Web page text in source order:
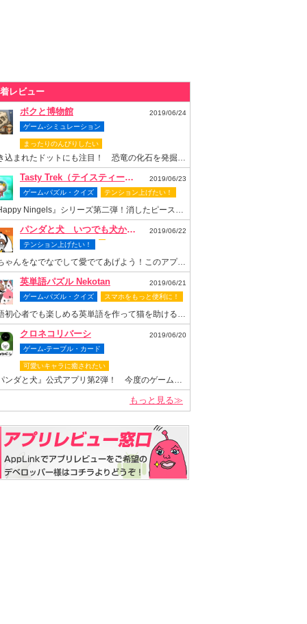
レビュー
ボクと博物館
2019/06/24
ゲーム-シミュレーション
まったりのんびりしたい
書き込まれたドットにも注目！ 恐竜の化石を発掘して博物館を再建しよう
Tasty Trek（テイスティー・トレック）
2019/06/23
ゲーム-パズル・クイズ
テンション上げたい！
『Happy Ningels』シリーズ第二弾！消したピースでスロットも回せちゃう爽快感抜群のなぞりパズルゲーム！
パンダと犬 いつでも犬かわいーぬ
2019/06/22
テンション上げたい！
梅ちゃんをなでなでして愛でてあげよう！このアプリがあれば梅ちゃんといつまでもいっしょ！
英単語パズル Nekotan
2019/06/21
ゲーム-パズル・クイズ
スマホをもっと便利に！
英語初心者でも楽しめる英単語を作って猫を助ける可愛いパズルゲーム
クロネコリバーシ
2019/06/20
ゲーム-テーブル・カード
可愛いキャラに癒されたい
『パンダと犬』公式アプリ第2弾！ 今度のゲームは“クロネコヤマモト”が主役のリバーシゲーム！
もっと見る≫